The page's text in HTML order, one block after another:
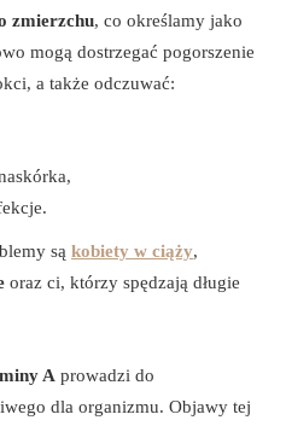
zmierzchu, co określamy jako
mogą dostrzegać pogorszenie
a także odczuwać:
są kobiety w ciąży,
oraz ci, którzy spędzają długie
A prowadzi do
dla organizmu. Objawy tej